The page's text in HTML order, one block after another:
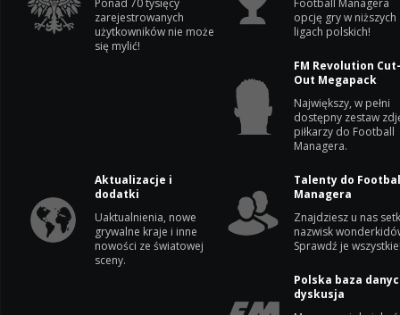
Ponad 70 tysięcy
zarejestrowanych
użytkowników nie może
się mylić!
Football Managera
opcję gry w niższych
ligach polskich!
FM Revolution
Out Megapack
Największy, w pełni
dostępny zestaw
piłkarzy do Football
Managera.
Aktualizacje i
dodatki
Uaktualnienia, nowe
grywalne kraje i inne
nowości ze światowej
sceny.
Talenty do
Managera
Znajdziesz u nas
nazwisk
Sprawdź je
Polska baza
dyskusja